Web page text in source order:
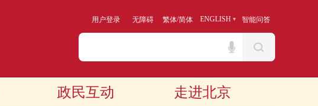
用户登录 无障碍 繁体/简体 ENGLISH 智能问答
政民互动 走进北京